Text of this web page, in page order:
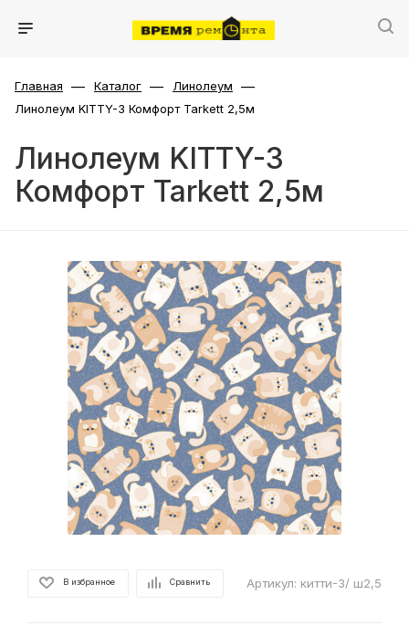
Главная — Каталог — Линолеум —
Линолеум KITTY-3 Комфорт Tarkett 2,5м
Линолеум KITTY-3
Комфорт Tarkett 2,5м
В избранное Сравнить Артикул: китти-3/ ш2,5